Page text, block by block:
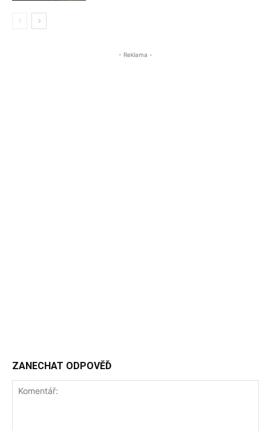
- Reklama -
ZANECHAT ODPOVĚĎ